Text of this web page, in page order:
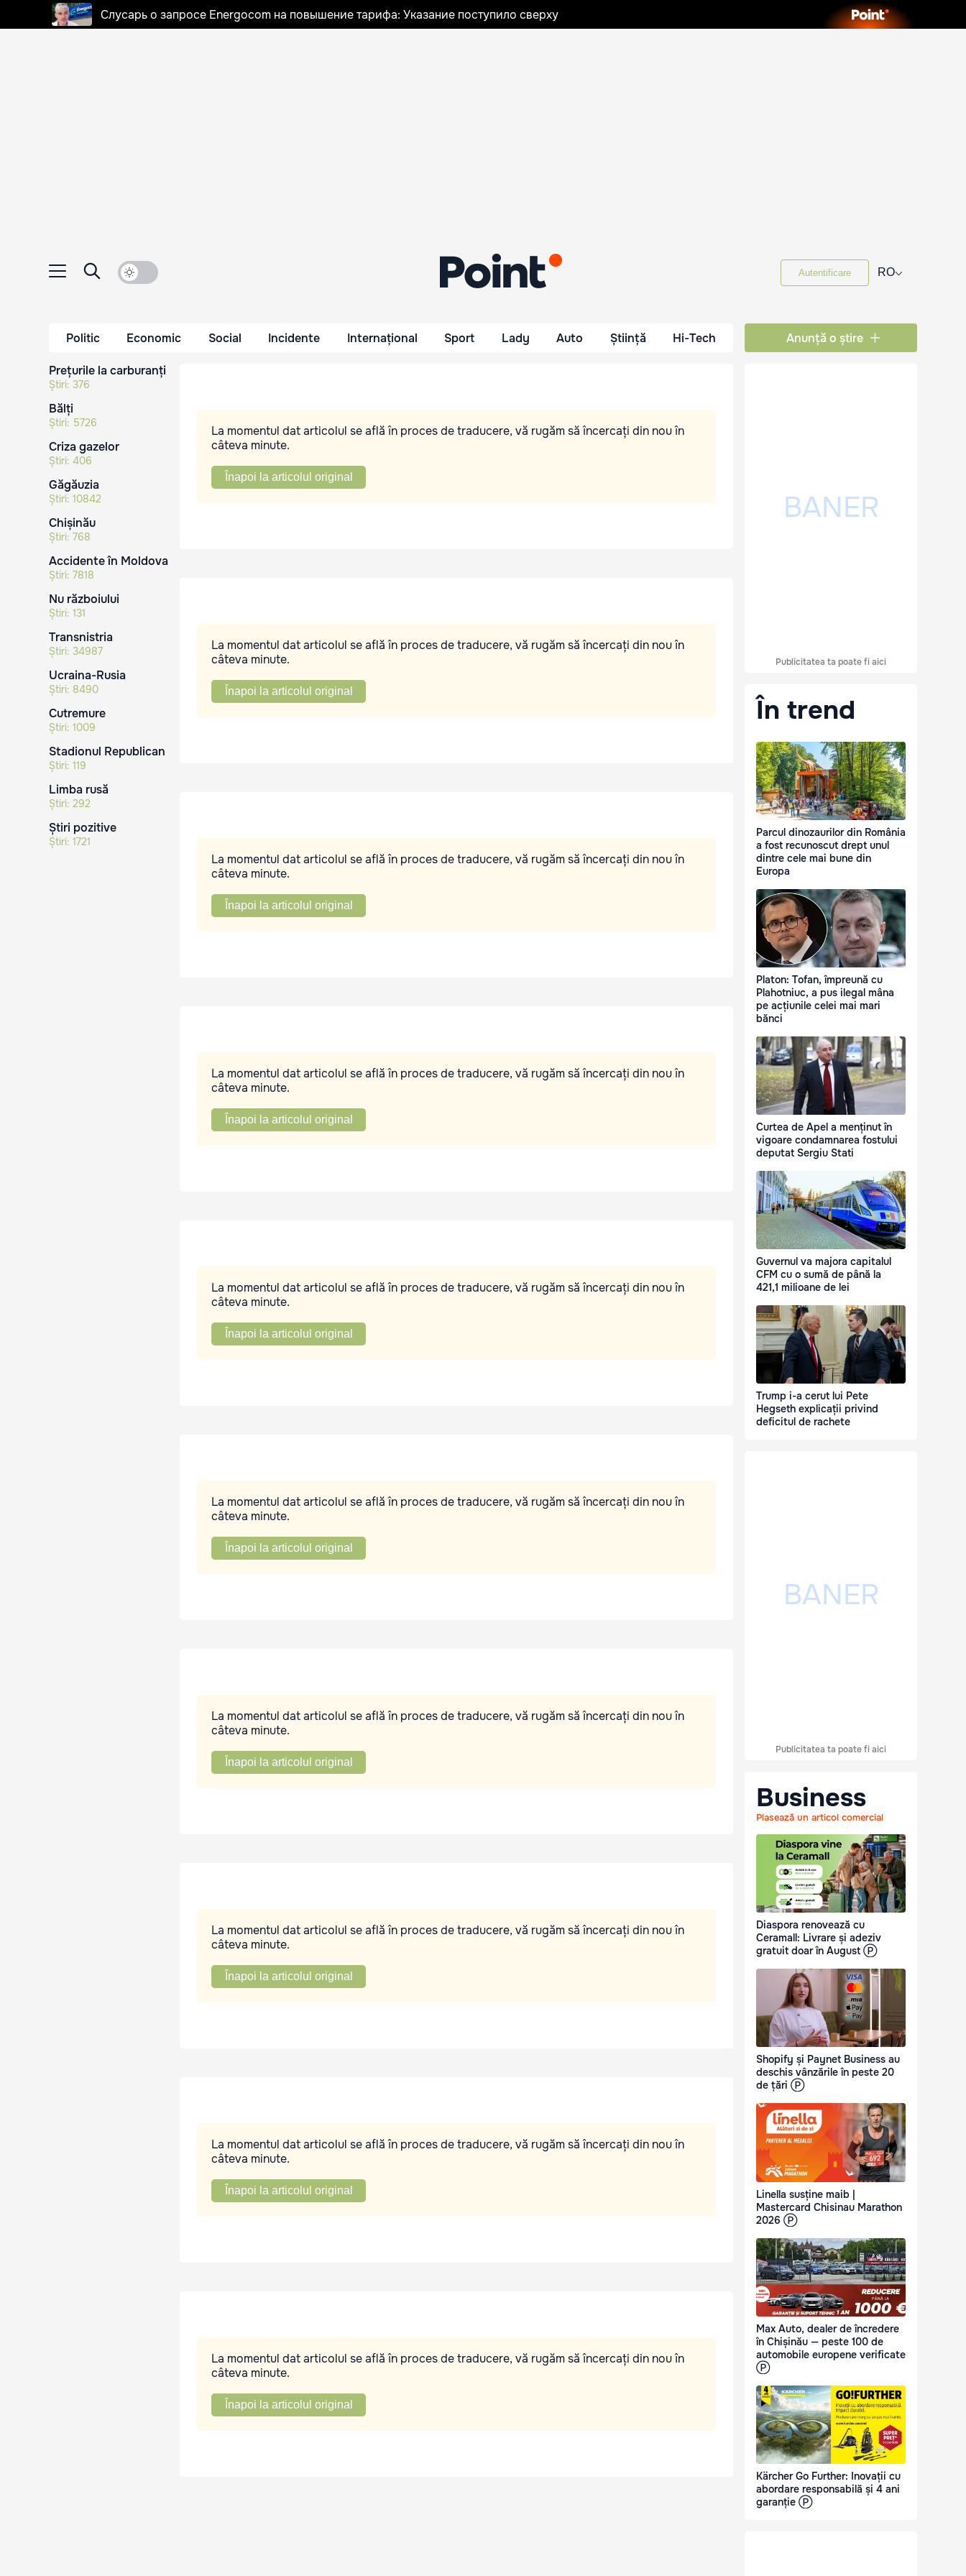
Слусарь о запросе Energocom на повышение тарифа: Указание поступило сверху
Autentificare RO⌵
Politic Economic Social Incidente Internațional Sport Lady Auto Știință Hi-Tech Anunță o știre
Prețurile la carburanți
Știri: 376
Bălți
Știri: 5726
Criza gazelor
Știri: 406
Găgăuzia
Știri: 10842
Chișinău
Știri: 768
Accidente în Moldova
Știri: 7818
Nu războiului
Știri: 131
Transnistria
Știri: 34987
Ucraina-Rusia
Știri: 8490
Cutremure
Știri: 1009
Stadionul Republican
Știri: 119
Limba rusă
Știri: 292
Știri pozitive
Știri: 1721
La momentul dat articolul se află în proces de traducere, vă rugăm să încercați din nou în
câteva minute.
Înapoi la articolul original
La momentul dat articolul se află în proces de traducere, vă rugăm să încercați din nou în
câteva minute.
Înapoi la articolul original
La momentul dat articolul se află în proces de traducere, vă rugăm să încercați din nou în
câteva minute.
Înapoi la articolul original
La momentul dat articolul se află în proces de traducere, vă rugăm să încercați din nou în
câteva minute.
Înapoi la articolul original
La momentul dat articolul se află în proces de traducere, vă rugăm să încercați din nou în
câteva minute.
Înapoi la articolul original
La momentul dat articolul se află în proces de traducere, vă rugăm să încercați din nou în
câteva minute.
Înapoi la articolul original
La momentul dat articolul se află în proces de traducere, vă rugăm să încercați din nou în
câteva minute.
Înapoi la articolul original
La momentul dat articolul se află în proces de traducere, vă rugăm să încercați din nou în
câteva minute.
Înapoi la articolul original
La momentul dat articolul se află în proces de traducere, vă rugăm să încercați din nou în
câteva minute.
Înapoi la articolul original
La momentul dat articolul se află în proces de traducere, vă rugăm să încercați din nou în
câteva minute.
Înapoi la articolul original
Publicitatea ta poate fi aici
În trend
Parcul dinozaurilor din România
a fost recunoscut drept unul
dintre cele mai bune din
Europa
Platon: Tofan, împreună cu
Plahotniuc, a pus ilegal mâna
pe acțiunile celei mai mari
bănci
Curtea de Apel a menținut în
vigoare condamnarea fostului
deputat Sergiu Stati
Guvernul va majora capitalul
CFM cu o sumă de până la
421,1 milioane de lei
Trump i-a cerut lui Pete
Hegseth explicații privind
deficitul de rachete
Publicitatea ta poate fi aici
Business
Plasează un articol comercial
Diaspora renovează cu
Ceramall: Livrare și adeziv
gratuit doar în August Ⓟ
Shopify și Paynet Business au
deschis vânzările în peste 20
de țări Ⓟ
Linella susține maib |
Mastercard Chisinau Marathon
2026 Ⓟ
Max Auto, dealer de încredere
în Chișinău — peste 100 de
automobile europene verificate
Ⓟ
Kärcher Go Further: Inovații cu
abordare responsabilă și 4 ani
garanție Ⓟ